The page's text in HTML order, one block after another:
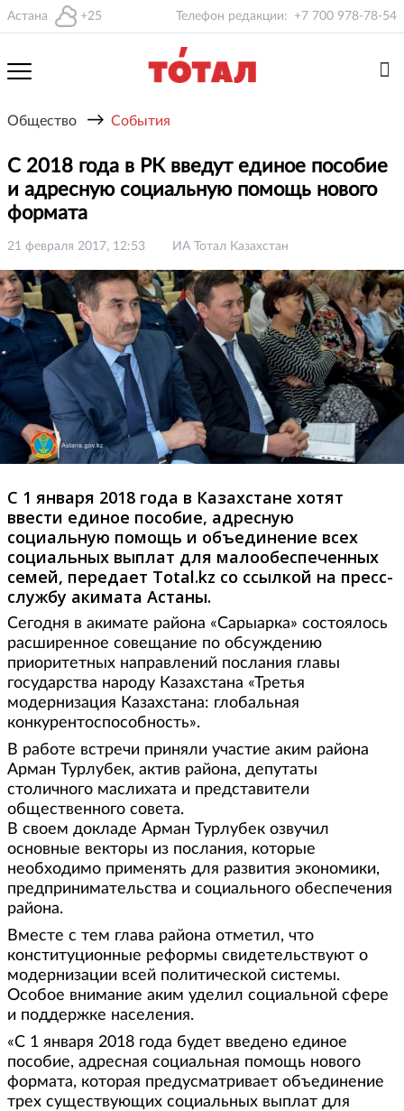
Астана +25 Телефон редакции: +7 700 978-78-54
Общество → События
С 2018 года в РК введут единое пособие
и адресную социальную помощь нового
формата
21 февраля 2017, 12:53 ИА Тотал Казахстан
С 1 января 2018 года в Казахстане хотят
ввести единое пособие, адресную
социальную помощь и объединение всех
социальных выплат для малообеспеченных
семей, передает Total.kz со ссылкой на пресс-
службу акимата Астаны.
Сегодня в акимате района «Сарыарка» состоялось
расширенное совещание по обсуждению
приоритетных направлений послания главы
государства народу Казахстана «Третья
модернизация Казахстана: глобальная
конкурентоспособность».
В работе встречи приняли участие аким района
Арман Турлубек, актив района, депутаты
столичного маслихата и представители
общественного совета.
В своем докладе Арман Турлубек озвучил
основные векторы из послания, которые
необходимо применять для развития экономики,
предпринимательства и социального обеспечения
района.
Вместе с тем глава района отметил, что
конституционные реформы свидетельствуют о
модернизации всей политической системы.
Особое внимание аким уделил социальной сфере
и поддержке населения.
«С 1 января 2018 года будет введено единое
пособие, адресная социальная помощь нового
формата, которая предусматривает объединение
трех существующих социальных выплат для